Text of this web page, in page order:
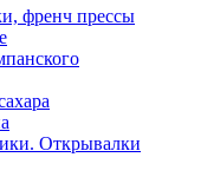
френч прессы
Открывалки